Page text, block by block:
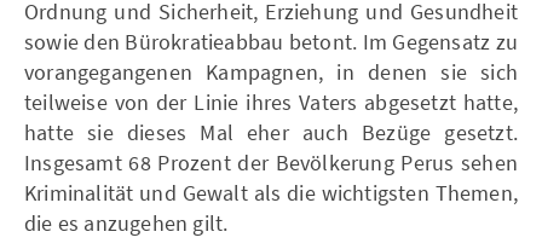
Ordnung und Sicherheit, Erziehung und Gesundheit
sowie den Bürokratieabbau betont. Im Gegensatz zu
vorangegangenen Kampagnen, in denen sie sich
teilweise von der Linie ihres Vaters abgesetzt hatte,
hatte sie dieses Mal eher auch Bezüge gesetzt.
Insgesamt 68 Prozent der Bevölkerung Perus sehen
Kriminalität und Gewalt als die wichtigsten Themen,
die es anzugehen gilt.